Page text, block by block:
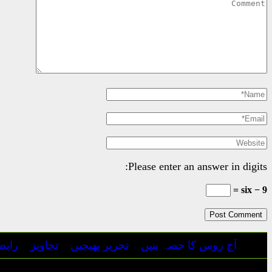
Please enter an answer in digits:
9 − six =
آج روس کا حصہ بنیں تحریر بھیجیں تجاویز